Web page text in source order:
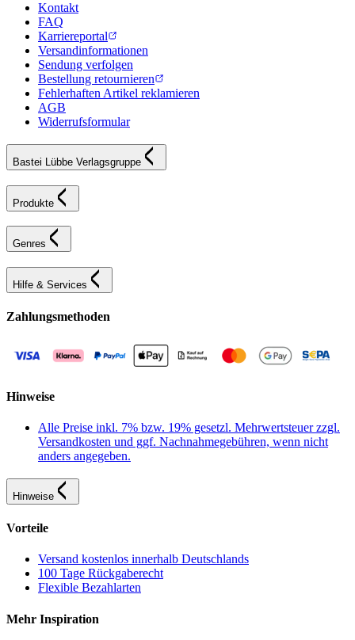
Kontakt
FAQ
Karriereportal
Versandinformationen
Sendung verfolgen
Bestellung retournieren
Fehlerhaften Artikel reklamieren
AGB
Widerrufsformular
Bastei Lübbe Verlagsgruppe
Produkte
Genres
Hilfe & Services
Zahlungsmethoden
Hinweise
Alle Preise inkl. 7% bzw. 19% gesetzl. Mehrwertsteuer zzgl.
Versandkosten und ggf. Nachnahmegebühren, wenn nicht
anders angegeben.
Hinweise
Vorteile
Versand kostenlos innerhalb Deutschlands
100 Tage Rückgaberecht
Flexible Bezahlarten
Mehr Inspiration